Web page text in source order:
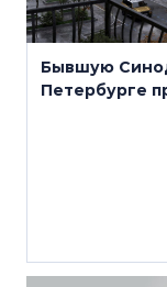
Бывшую
Петербурге